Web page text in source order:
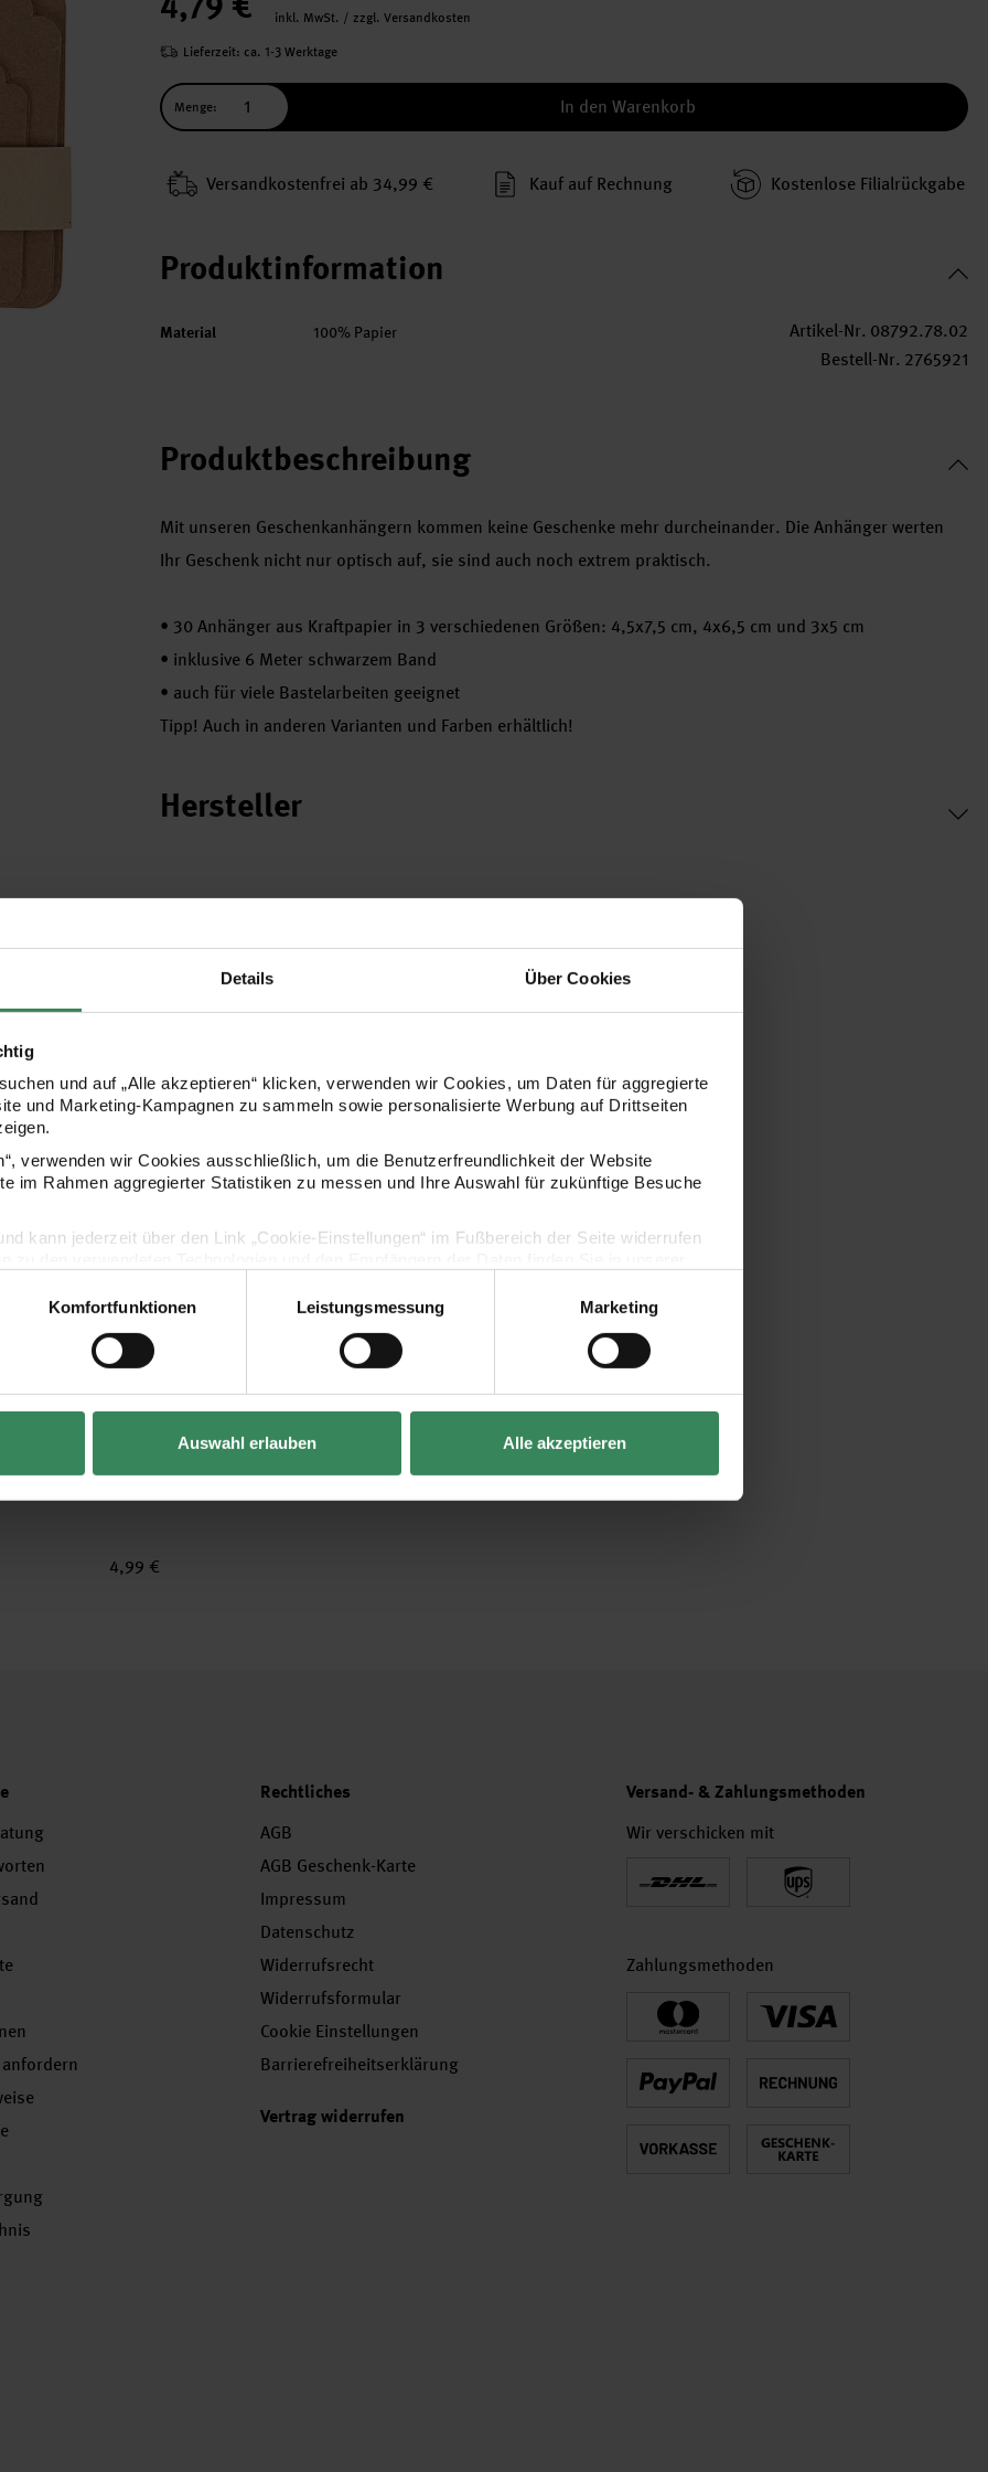
Details Über Cookies
und auf „Alle akzeptieren“ klicken, verwenden wir Cookies, um Daten für aggregierte
und Marketing-Kampagnen zu sammeln sowie personalisierte Werbung auf Drittseiten
verwenden wir Cookies ausschließlich, um die Benutzerfreundlichkeit der Website
im Rahmen aggregierter Statistiken zu messen und Ihre Auswahl für zukünftige Besuche
kann jederzeit über den Link „Cookie-Einstellungen“ im Fußbereich der Seite widerrufen
Vertrag widerrufen
Komfortfunktionen Leistungsmessung Marketing
Auswahl erlauben Alle akzeptieren
inkl. MwSt. / zzgl. Versandkosten
Lieferzeit: ca. 1-3 Werktage
Menge: In den Warenkorb
Versand­kosten­frei ab 34,99 € Kauf auf Rechnung Kosten­lose Filial­rückgabe
Produktinformation
Material 100% Papier Artikel-Nr. 08792.78.02
Bestell-Nr. 2765921
Produktbeschreibung
Mit unseren Geschenkanhängern kommen keine Geschenke mehr durcheinander. Die Anhänger werten
Ihr Geschenk nicht nur optisch auf, sie sind auch noch extrem praktisch.
• 30 Anhänger aus Kraftpapier in 3 verschiedenen Größen: 4,5x7,5 cm, 4x6,5 cm und 3x5 cm
• inklusive 6 Meter schwarzem Band
• auch für viele Bastelarbeiten geeignet
Tipp! Auch in anderen Varianten und Farben erhältlich!
Hersteller
Kaufempfehlung
Ornament schwarz 20 Stück
Paper Poetry Geschenkanhänger Classic Christmas 30 Stück
Hersteller:
Christmas 30 Stück
4,99 €
Rechtliches
AGB
AGB Geschenk-Karte
Impressum
Datenschutz
Widerrufsrecht
Widerrufsformular
Cookie Einstellungen
Barrierefreiheitserklärung
Vertrag widerrufen
Versand- & Zahlungsmethoden
Wir verschicken mit
Zahlungsmethoden